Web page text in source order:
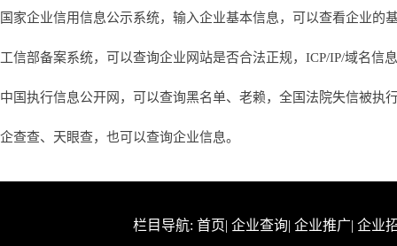
国家企业信用信息公示系统，输入企业基本信息，可以查看企业的
工信部备案系统，可以查询企业网站是否合法正规，ICP/IP/域名信
中国执行信息公开网，可以查询黑名单、老赖，全国法院失信被执
企查查、天眼查，也可以查询企业信息。
栏目导航: 首页| 企业查询| 企业推广| 企业